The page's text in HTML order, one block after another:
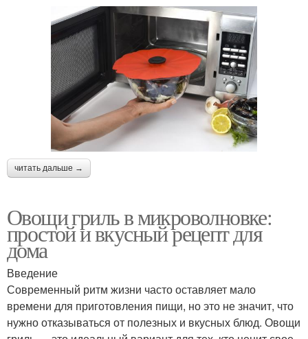
читать дальше →
Овощи гриль в микроволновке:
простой и вкусный рецепт для
дома
Введение
Современный ритм жизни часто оставляет мало
времени для приготовления пищи, но это не значит, что
нужно отказываться от полезных и вкусных блюд. Овощи